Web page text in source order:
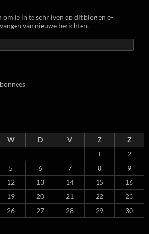
om je in te schrijven op dit blog en e-
van nieuwe berichten.
W D V Z
Z
1
2
5 6 7 8
9
12 13 14 15
16
19 20 21 22
23
26 27 28 29
30